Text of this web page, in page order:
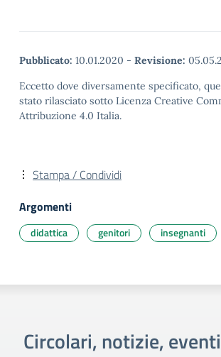
Pubblicato: 10.01.2020 - Revisione:
Eccetto dove diversamente specificato,
stato rilasciato sotto Licenza Creative
Attribuzione 4.0 Italia.
Stampa / Condividi
Argomenti
didattica genitori insegnanti
Circolari, notizie,